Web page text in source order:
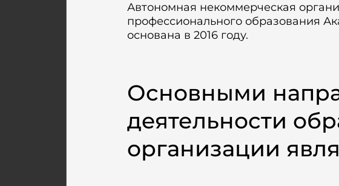
Автономная некоммерческая
профессионального образования
основана в 2016 году.
Основными
деятельности
организации